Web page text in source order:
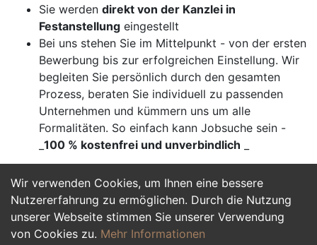
Wir verwenden Cookies, um Ihnen eine bessere
Nutzererfahrung zu ermöglichen. Durch die Nutzung
unserer Webseite stimmen Sie unserer Verwendung
von Cookies zu. Mehr Informationen
Sie werden direkt von der Kanzlei in
Festanstellung eingestellt
Bei uns stehen Sie im Mittelpunkt - von der ersten
Bewerbung bis zur erfolgreichen Einstellung. Wir
begleiten Sie persönlich durch den gesamten
Prozess, beraten Sie individuell zu passenden
Unternehmen und kümmern uns um alle
Formalitäten. So einfach kann Jobsuche sein -
100 % kostenfrei und unverbindlich
Jetzt Bewerben